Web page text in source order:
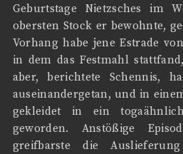
Geburtstage Nietzsches im
obersten Stock er bewohnte,
Vorhang habe jene Estrade
in dem das Festmahl
aber, berichtete Schennis,
auseinandergetan, und in
gekleidet in ein
geworden. Anstößige
greifbarste die